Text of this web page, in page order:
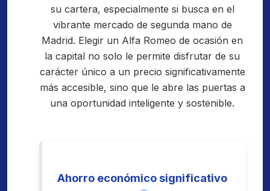
su cartera, especialmente si busca en el
vibrante mercado de segunda mano de
Madrid. Elegir un Alfa Romeo de ocasión en
la capital no solo le permite disfrutar de su
carácter único a un precio significativamente
más accesible, sino que le abre las puertas a
una oportunidad inteligente y sostenible.
Ahorro económico significativo